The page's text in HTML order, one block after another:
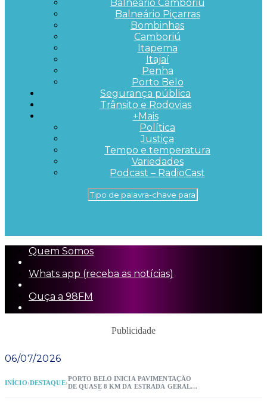
Balneário Camboriú
Balneário Piçarras
Bombinhas
Camboriú
Itapema
Itajaí
Penha
Porto Belo
Segurança pública
Trânsito e Rodovias
+Mais
Política
Justiça
Tempo e temperatura
Variedades
Podcast – RadioCast
Quem Somos
Whats app (receba as notícias)
Ouça a 98FM
Publicidade
06/07/2026
INÍCIO›DESTAQUE›
PORTO BELO INICIA PAVIMENTAÇÃO
DE QUASE 8 KM DA ESTRADA GERAL